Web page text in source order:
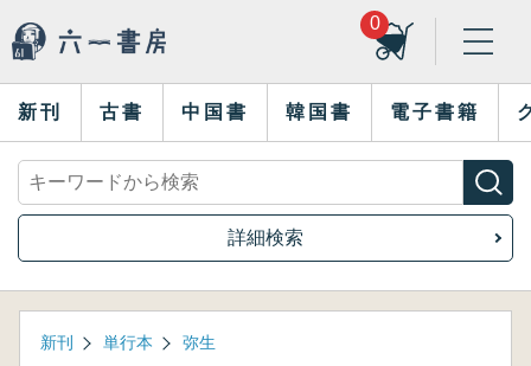
0
新刊 古書 中国書 韓国書 電子書籍
詳細検索
新刊 単行本 弥生